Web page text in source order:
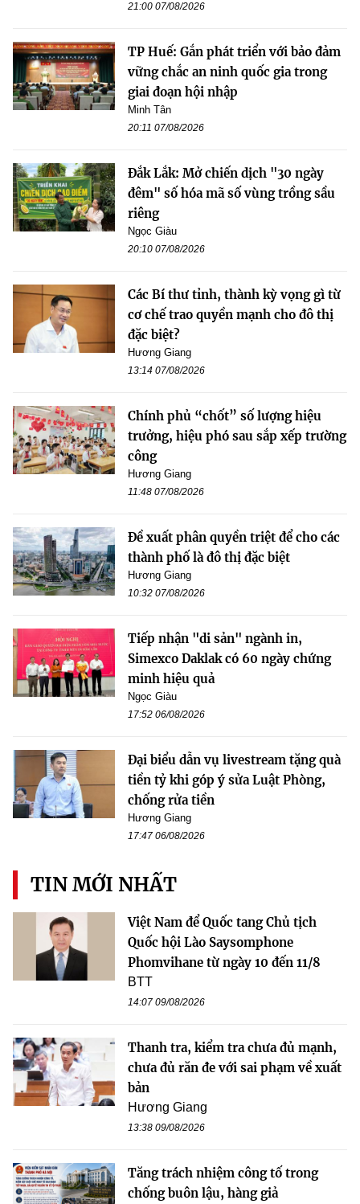
21:00 07/08/2026
TP Huế: Gắn phát triển với bảo đảm
vững chắc an ninh quốc gia trong
giai đoạn hội nhập
Minh Tân
20:11 07/08/2026
Đắk Lắk: Mở chiến dịch "30 ngày
đêm" số hóa mã số vùng trồng sầu
riêng
Ngọc Giàu
20:10 07/08/2026
Các Bí thư tỉnh, thành kỳ vọng gì từ
cơ chế trao quyền mạnh cho đô thị
đặc biệt?
Hương Giang
13:14 07/08/2026
Chính phủ “chốt” số lượng hiệu
trưởng, hiệu phó sau sắp xếp trường
công
Hương Giang
11:48 07/08/2026
Đề xuất phân quyền triệt để cho các
thành phố là đô thị đặc biệt
Hương Giang
10:32 07/08/2026
Tiếp nhận "di sản" ngành in,
Simexco Daklak có 60 ngày chứng
minh hiệu quả
Ngọc Giàu
17:52 06/08/2026
Đại biểu dẫn vụ livestream tặng quà
tiền tỷ khi góp ý sửa Luật Phòng,
chống rửa tiền
Hương Giang
17:47 06/08/2026
TIN MỚI NHẤT
Việt Nam để Quốc tang Chủ tịch
Quốc hội Lào Saysomphone
Phomvihane từ ngày 10 đến 11/8
BTT
14:07 09/08/2026
Thanh tra, kiểm tra chưa đủ mạnh,
chưa đủ răn đe với sai phạm về xuất
bản
Hương Giang
13:38 09/08/2026
Tăng trách nhiệm công tố trong
chống buôn lậu, hàng giả